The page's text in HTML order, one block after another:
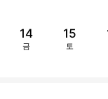
14
금
15
토